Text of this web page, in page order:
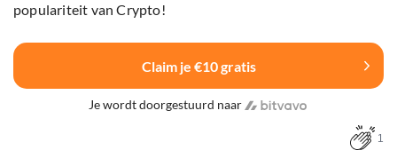
populariteit van Crypto!
Claim je €10 gratis
Je wordt doorgestuurd naar
1